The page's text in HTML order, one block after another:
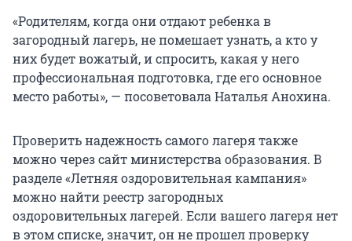
«Родителям, когда они отдают ребенка в
загородный лагерь, не помешает узнать, а кто у
них будет вожатый, и спросить, какая у него
профессиональная подготовка, где его основное
место работы», — посоветовала Наталья Анохина.
Проверить надежность самого лагеря также
можно через сайт министерства образования. В
разделе «Летняя оздоровительная кампания»
можно найти реестр загородных
оздоровительных лагерей. Если вашего лагеря нет
в этом списке, значит, он не прошел проверку